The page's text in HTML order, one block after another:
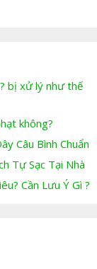
bị xử lý như thế
không?
Câu Bình Chuẩn
Tự Sạc Tại Nhà
Cần Lưu Ý Gì ?